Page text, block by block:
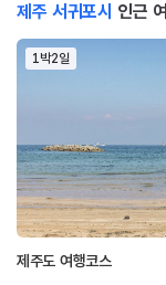
제주 서귀포시 인근
1박2일
제주도 여행코스